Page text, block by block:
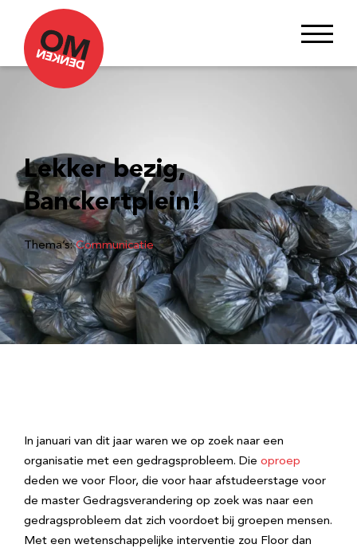
Lekker bezig,
Banckertplein!
Thema’s:Communicatie
In januari van dit jaar waren we op zoek naar een
organisatie met een gedragsprobleem. Die oproep
deden we voor Floor, die voor haar afstudeerstage voor
de master Gedragsverandering op zoek was naar een
gedragsprobleem dat zich voordoet bij groepen mensen.
Met een wetenschappelijke interventie zou Floor dan